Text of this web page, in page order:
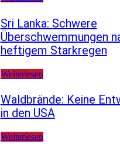
Sri Lanka: Schwere
Überschwemmungen
heftigem Starkregen
Weiterlesen
Waldbrände: Keine
in den USA
Weiterlesen